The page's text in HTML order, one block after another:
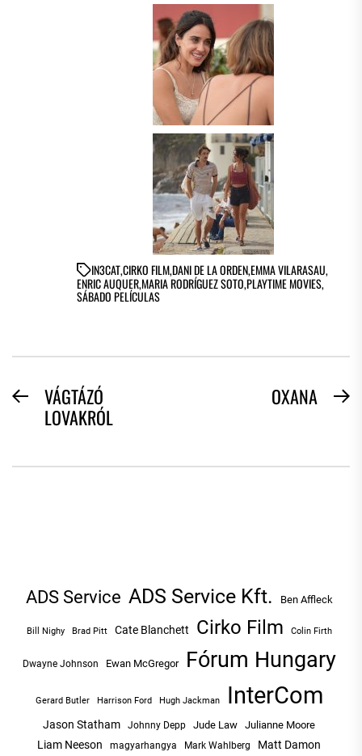
IN3CAT,CIRKO FILM,DANI DE LA ORDEN,EMMA VILARASAU,
ENRIC AUQUER,MARIA RODRÍGUEZ SOTO,PLAYTIME MOVIES,
SÁBADO PELÍCULAS
BEJEGYZÉS
NAVIGÁCIÓ
PreviousVÁGTÁZÓ
LOVAKRÓL
OXANA
ADS Service ADS Service Kft. Ben Affleck
Bill Nighy Brad Pitt Cate Blanchett Cirko Film Colin Firth
Dwayne Johnson Ewan McGregor Fórum Hungary
Gerard Butler Harrison Ford Hugh Jackman InterCom
Jason Statham Johnny Depp Jude Law Julianne Moore
Liam Neeson magyarhangya Mark Wahlberg Matt Damon